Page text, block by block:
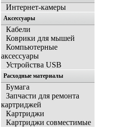
Интернет-камеры
Аксессуары
Кабели
Коврики для мышей
Компьютерные
аксессуары
Устройства USB
Расходные материалы
Бумага
Запчасти для ремонта
картриджей
Картриджи
Картриджи совместимые